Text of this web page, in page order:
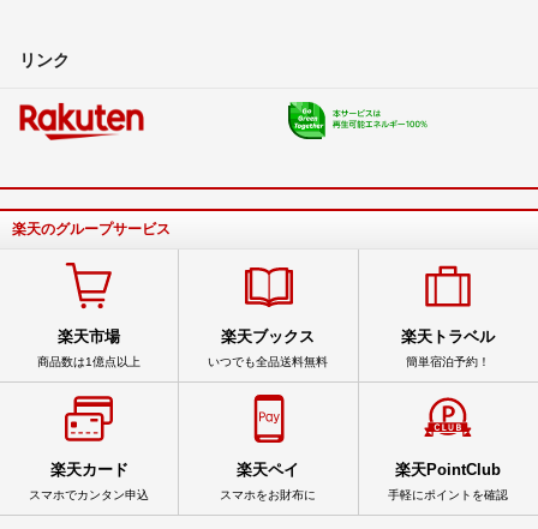
リンク
楽天のグループサービス
楽天市場
商品数は1億点以上
楽天ブックス
いつでも全品送料無料
楽天トラベル
簡単宿泊予約！
楽天カード
スマホでカンタン申込
楽天ペイ
スマホをお財布に
楽天PointClub
手軽にポイントを確認